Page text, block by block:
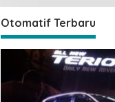
Otomatif Terbaru